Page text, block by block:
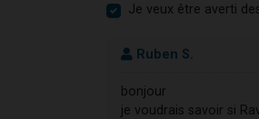
Je veux être averti
Ruben S.
bonjour
je voudrais savoir si